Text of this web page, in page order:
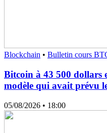
Blockchain • Bulletin cours
Bitcoin à 43 500 dollars
modèle qui avait prévu
05/08/2026 • 18:00